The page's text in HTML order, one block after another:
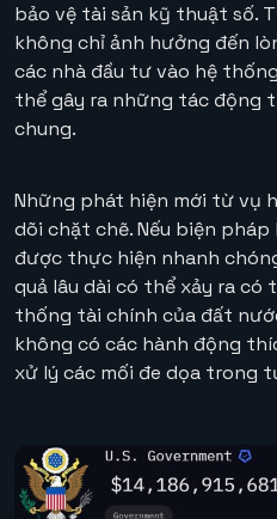
bảo vệ tài sản kỹ thuật số.
không chỉ ảnh hưởng đến
các nhà đầu tư vào hệ
thể gây ra những tác động
chung.
Những phát hiện mới từ vụ
dõi chặt chẽ. Nếu biện
được thực hiện nhanh
quả lâu dài có thể xảy ra có
thống tài chính của đất
không có các hành động
xử lý các mối đe dọa trong